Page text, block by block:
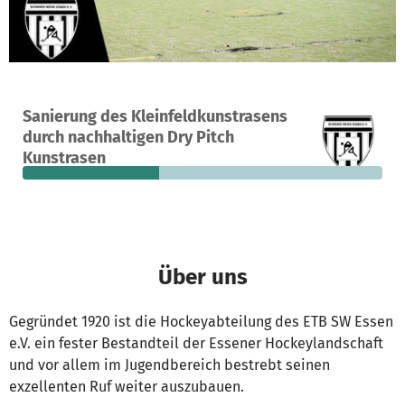
Sanierung des Kleinfeldkunstrasens
durch nachhaltigen Dry Pitch
Kunstrasen
Ein Projekt in Essen, Deutschland
90
Spenden
38 %
finanziert
21.683 €
fehlen noch
Über uns
Gegründet 1920 ist die Hockeyabteilung des ETB SW Essen
e.V. ein fester Bestandteil der Essener Hockeylandschaft
und vor allem im Jugendbereich bestrebt seinen
exzellenten Ruf weiter auszubauen.